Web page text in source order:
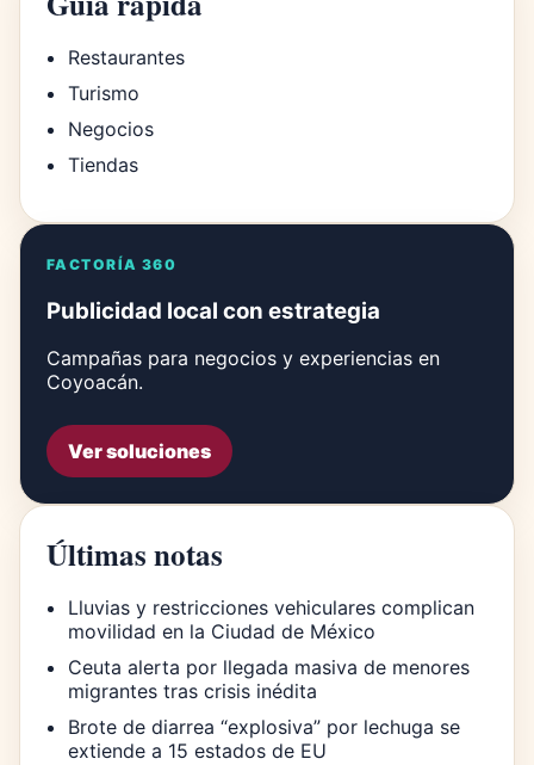
Restaurantes
Turismo
Negocios
Tiendas
FACTORÍA 360
Publicidad local con estrategia
Campañas para negocios y experiencias en
Coyoacán.
Ver soluciones
Últimas notas
Lluvias y restricciones vehiculares complican
movilidad en la Ciudad de México
Ceuta alerta por llegada masiva de menores
migrantes tras crisis inédita
Brote de diarrea “explosiva” por lechuga se
extiende a 15 estados de EU